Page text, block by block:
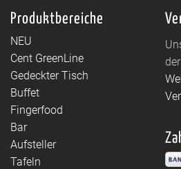
Produktbereiche
NEU
Cent GreenLine
Gedeckter Tisch
Buffet
Fingerfood
Bar
Aufsteller
Tafeln